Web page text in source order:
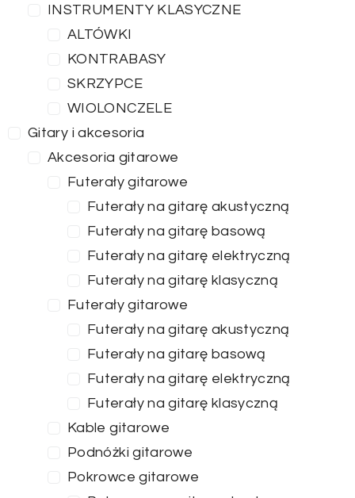
INSTRUMENTY KLASYCZNE
ALTÓWKI
KONTRABASY
SKRZYPCE
WIOLONCZELE
Gitary i akcesoria
Akcesoria gitarowe
Futerały gitarowe
Futerały na gitarę akustyczną
Futerały na gitarę basową
Futerały na gitarę elektryczną
Futerały na gitarę klasyczną
Futerały gitarowe
Futerały na gitarę akustyczną
Futerały na gitarę basową
Futerały na gitarę elektryczną
Futerały na gitarę klasyczną
Kable gitarowe
Podnóżki gitarowe
Pokrowce gitarowe